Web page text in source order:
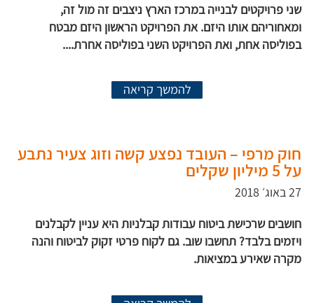
שני פרויקטים לבנייה במרכז הארץ ניצבים זה מול זה,
ומאחוריהם אותו היזם. את הפרויקט הראשון היזם מבטח
בפוליסה אחת, ואת הפרויקט השני בפוליסה אחרת....
להמשך קריאה
חוק מרפי – העובד נפצע קשה וזוג צעיר נתבע
על 5 מיליון שקלים
27 באוג׳ 2018
חושבים שרכישת ביטוח עבודות קבלניות היא עניין לקבלנים
ויזמים בלבד? תחשבו שוב. גם לקוח פרטי זקוק לביטוח והנה
מקרה שאירע במציאות.